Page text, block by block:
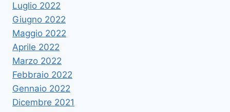
Luglio 2022
Giugno 2022
Maggio 2022
Aprile 2022
Marzo 2022
Febbraio 2022
Gennaio 2022
Dicembre 2021